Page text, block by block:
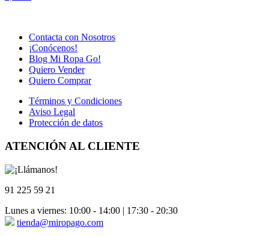
Contacta con Nosotros
¡Conócenos!
Blog Mi Ropa Go!
Quiero Vender
Quiero Comprar
Términos y Condiciones
Aviso Legal
Protección de datos
ATENCIÓN AL CLIENTE
91 225 59 21
Lunes a viernes: 10:00 - 14:00 | 17:30 - 20:30
tienda@miropago.com